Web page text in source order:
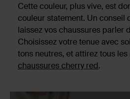
Cette couleur, plus vive, est
couleur statement. Un conseil
laissez vos chaussures parler
Choisissez votre tenue avec
tons neutres, et attirez tous
chaussures cherry red.